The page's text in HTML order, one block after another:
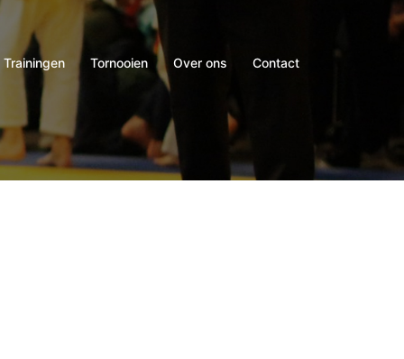
Trainingen Tornooien Over ons Contact